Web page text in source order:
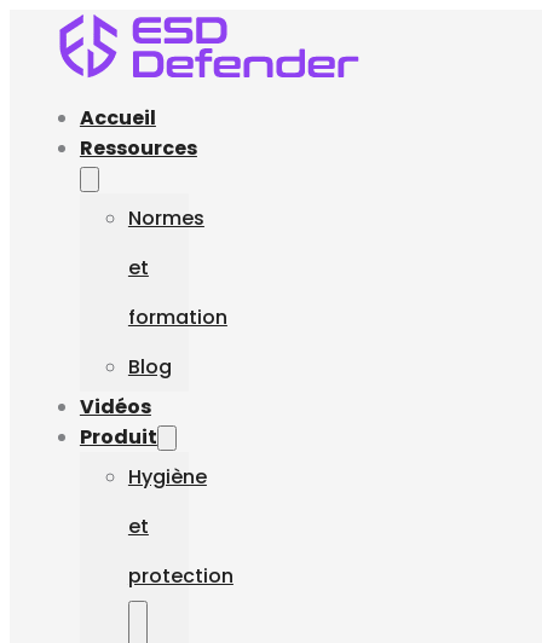
Accueil
Ressources
Normes
et
formation
Blog
Vidéos
Produit
Hygiène
et
protection